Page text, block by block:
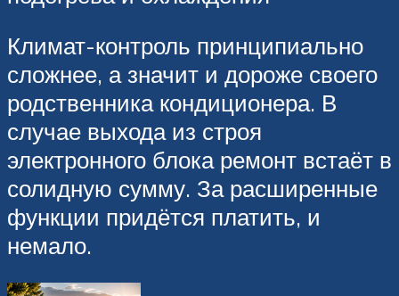
Климат-контроль принципиально
сложнее, а значит и дороже своего
родственника кондиционера. В
случае выхода из строя
электронного блока ремонт встаёт в
солидную сумму. За расширенные
функции придётся платить, и
немало.